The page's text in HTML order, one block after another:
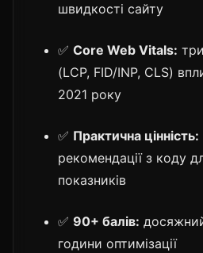
швидкості сайту
✅ Core Web Vitals:
(LCP, FID/INP, CLS)
2021 року
✅ Практична цінність:
рекомендації з коду
показників
✅ 90+ балів:
години оптимізації